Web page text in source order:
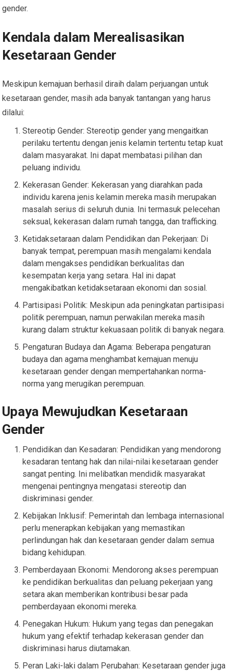
gender.
Kendala dalam Merealisasikan
Kesetaraan Gender
Meskipun kemajuan berhasil diraih dalam perjuangan untuk
kesetaraan gender, masih ada banyak tantangan yang harus
dilalui:
Stereotip Gender: Stereotip gender yang mengaitkan
perilaku tertentu dengan jenis kelamin tertentu tetap kuat
dalam masyarakat. Ini dapat membatasi pilihan dan
peluang individu.
Kekerasan Gender: Kekerasan yang diarahkan pada
individu karena jenis kelamin mereka masih merupakan
masalah serius di seluruh dunia. Ini termasuk pelecehan
seksual, kekerasan dalam rumah tangga, dan trafficking.
Ketidaksetaraan dalam Pendidikan dan Pekerjaan: Di
banyak tempat, perempuan masih mengalami kendala
dalam mengakses pendidikan berkualitas dan
kesempatan kerja yang setara. Hal ini dapat
mengakibatkan ketidaksetaraan ekonomi dan sosial.
Partisipasi Politik: Meskipun ada peningkatan partisipasi
politik perempuan, namun perwakilan mereka masih
kurang dalam struktur kekuasaan politik di banyak negara.
Pengaturan Budaya dan Agama: Beberapa pengaturan
budaya dan agama menghambat kemajuan menuju
kesetaraan gender dengan mempertahankan norma-
norma yang merugikan perempuan.
Upaya Mewujudkan Kesetaraan
Gender
Pendidikan dan Kesadaran: Pendidikan yang mendorong
kesadaran tentang hak dan nilai-nilai kesetaraan gender
sangat penting. Ini melibatkan mendidik masyarakat
mengenai pentingnya mengatasi stereotip dan
diskriminasi gender.
Kebijakan Inklusif: Pemerintah dan lembaga internasional
perlu menerapkan kebijakan yang memastikan
perlindungan hak dan kesetaraan gender dalam semua
bidang kehidupan.
Pemberdayaan Ekonomi: Mendorong akses perempuan
ke pendidikan berkualitas dan peluang pekerjaan yang
setara akan memberikan kontribusi besar pada
pemberdayaan ekonomi mereka.
Penegakan Hukum: Hukum yang tegas dan penegakan
hukum yang efektif terhadap kekerasan gender dan
diskriminasi harus diutamakan.
Peran Laki-laki dalam Perubahan: Kesetaraan gender juga